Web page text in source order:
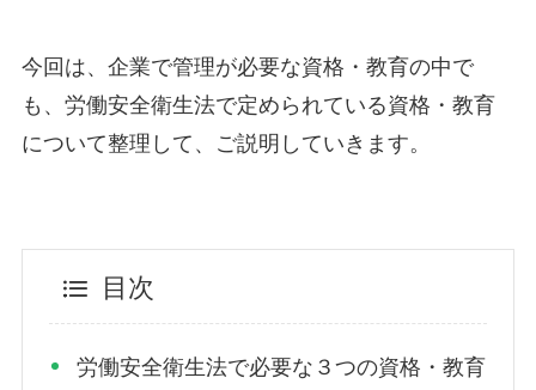
今回は、企業で管理が必要な資格・教育の中で
も、労働安全衛生法で定められている資格・教育
について整理して、ご説明していきます。
目次
労働安全衛生法で必要な３つの資格・教育